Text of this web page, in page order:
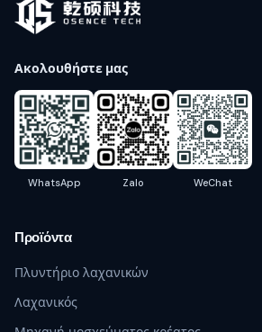
Ακολουθήστε μας
WhatsApp Zalo WeChat
Προϊόντα
Πλυντήριο λαχανικών
Λαχανικός